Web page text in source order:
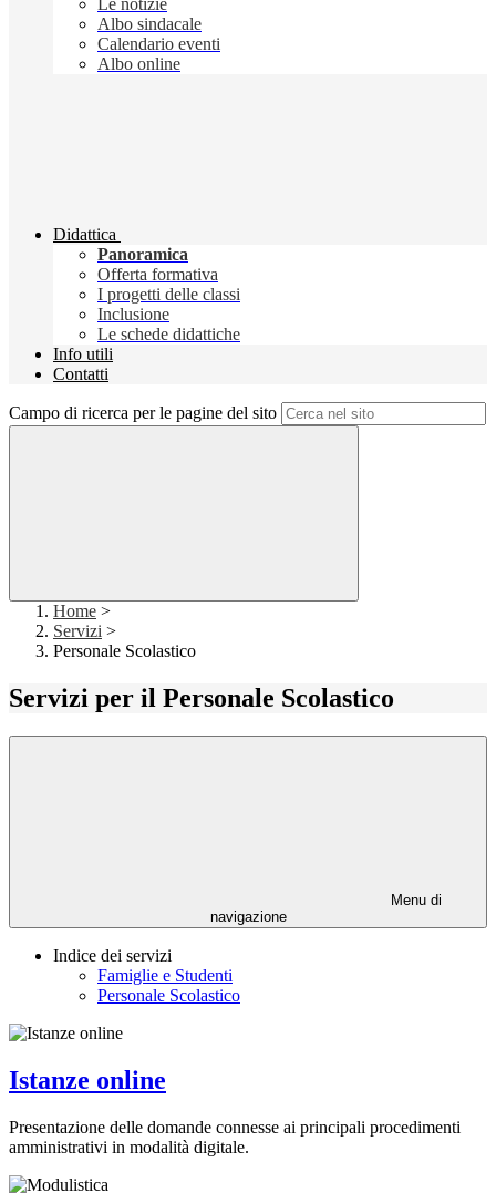
Le notizie
Albo sindacale
Calendario eventi
Albo online
Didattica
Panoramica
Offerta formativa
I progetti delle classi
Inclusione
Le schede didattiche
Info utili
Contatti
Campo di ricerca per le pagine del sito
Home >
Servizi >
Personale Scolastico
Servizi per il Personale Scolastico
Menu di
navigazione
Indice dei servizi
Famiglie e Studenti
Personale Scolastico
Istanze online
Presentazione delle domande connesse ai principali procedimenti
amministrativi in modalità digitale.